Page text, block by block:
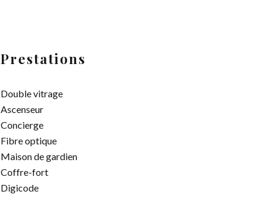
Prestations
Double vitrage
Ascenseur
Concierge
Fibre optique
Maison de gardien
Coffre-fort
Digicode